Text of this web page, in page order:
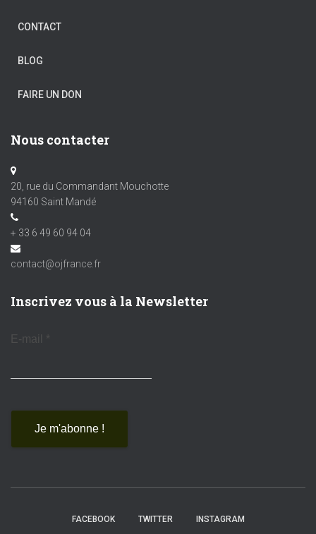
CONTACT
BLOG
FAIRE UN DON
Nous contacter
20, rue du Commandant Mouchotte
94160 Saint Mandé
+ 33 6 49 60 94 04
contact@ojfrance.fr
Inscrivez vous à la Newsletter
E-mail *
FACEBOOK TWITTER INSTAGRAM